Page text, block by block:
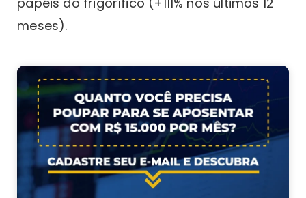
meses).